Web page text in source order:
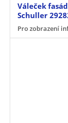
Váleček
Schuller
Pro zobrazení